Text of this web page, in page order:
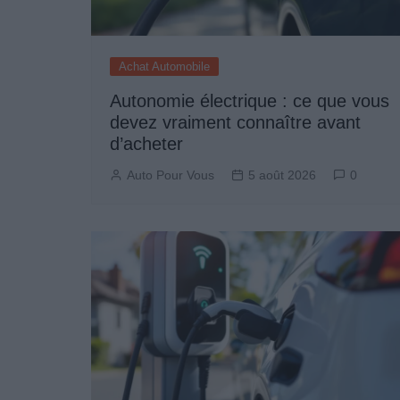
Achat Automobile
Autonomie électrique : ce que vous
devez vraiment connaître avant
d’acheter
Auto Pour Vous 5 août 2026 0